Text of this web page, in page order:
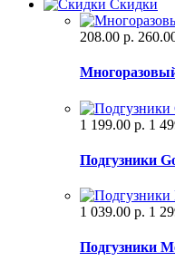
Скидки
208.00 р.
1 199.00 р. 1
Подгузники
1 039.00 р. 1
Подгузники